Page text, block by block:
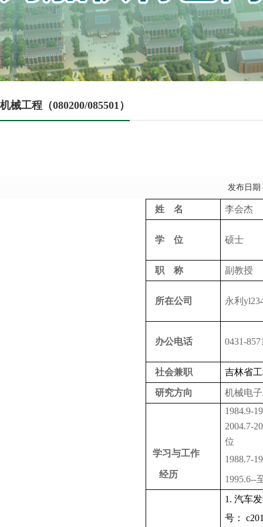
机械工程（080200/085501）
发布日
姓 名 李会杰
学 位 硕士
职 称 副教授
所在公司 永利
办公电话 0431-
社会兼职 吉林省
研究方向 机械电
学习与工作
经历
1984.9-
2004.7-
位
1988.7-
1995.6--
1. 汽车
号：